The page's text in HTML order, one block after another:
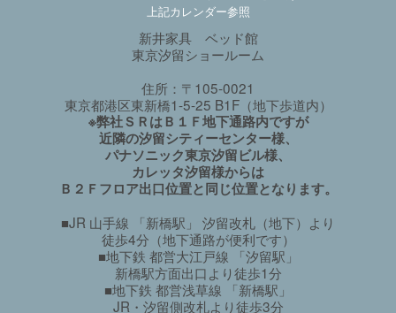
上記カレンダー参照
新井家具 ベッド館
東京汐留ショールーム
住所：〒105-0021
東京都港区東新橋1-5-25 B1F（地下歩道内）
※弊社ＳＲはＢ１Ｆ地下通路内ですが
近隣の汐留シティーセンター様、
パナソニック東京汐留ビル様、
カレッタ汐留様からは
Ｂ２Ｆフロア出口位置と同じ位置となります。
■JR 山手線 「新橋駅」 汐留改札（地下）より
徒歩4分（地下通路が便利です）
■地下鉄 都営大江戸線 「汐留駅」
新橋駅方面出口より徒歩1分
■地下鉄 都営浅草線 「新橋駅」
JR・汐留側改札より徒歩3分